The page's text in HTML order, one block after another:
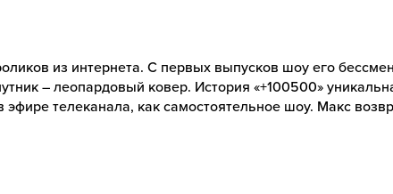
из интернета. С первых выпусков шоу его
– леопардовый ковер. История «+100500»
телеканала, как самостоятельное шоу. Макс